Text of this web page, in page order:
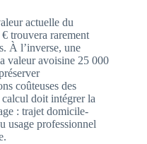
actuelle du
trouvera rarement
À l’inverse, une
valeur avoisine 25 000
coûteuses des
doit intégrer la
: trajet domicile-
usage professionnel